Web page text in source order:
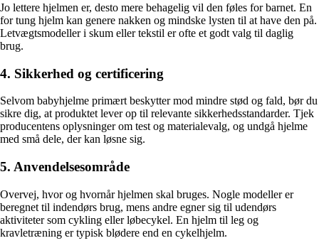
Jo lettere hjelmen er, desto mere behagelig vil den føles for barnet. En
for tung hjelm kan genere nakken og mindske lysten til at have den på.
Letvægtsmodeller i skum eller tekstil er ofte et godt valg til daglig
brug.
4. Sikkerhed og certificering
Selvom babyhjelme primært beskytter mod mindre stød og fald, bør du
sikre dig, at produktet lever op til relevante sikkerhedsstandarder. Tjek
producentens oplysninger om test og materialevalg, og undgå hjelme
med små dele, der kan løsne sig.
5. Anvendelsesområde
Overvej, hvor og hvornår hjelmen skal bruges. Nogle modeller er
beregnet til indendørs brug, mens andre egner sig til udendørs
aktiviteter som cykling eller løbecykel. En hjelm til leg og
kravletræning er typisk blødere end en cykelhjelm.